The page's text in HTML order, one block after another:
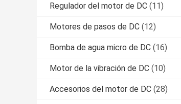
Regulador del motor de DC (11)
Motores de pasos de DC (12)
Bomba de agua micro de DC (16)
Motor de la vibración de DC (10)
Accesorios del motor de DC (28)